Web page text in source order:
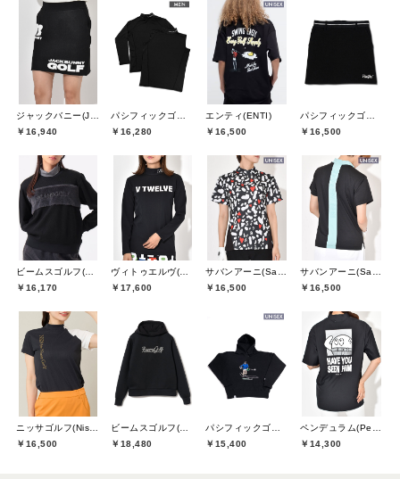
￥16,940
￥16,280
エンティ(ENTI)
￥16,500
パシフィックゴルフクラブ(Pacific GOLF CLUB)
￥16,500
ビームスゴルフ(BEAMS GOLF)
￥16,170
ヴィトゥエルヴ(V12)
￥17,600
サバンアーニ(SaVaNNI aaNI)
￥16,500
サバンアーニ(SaVaNNI aaNI)
￥16,500
ニッサゴルフ(Nissa Golf)
￥16,500
ビームスゴルフ(BEAMS GOLF)
￥18,480
パシフィックゴルフクラブ(Pacific GOLF CLUB)
￥15,400
ペンデュラム(Pendulum)
￥14,300